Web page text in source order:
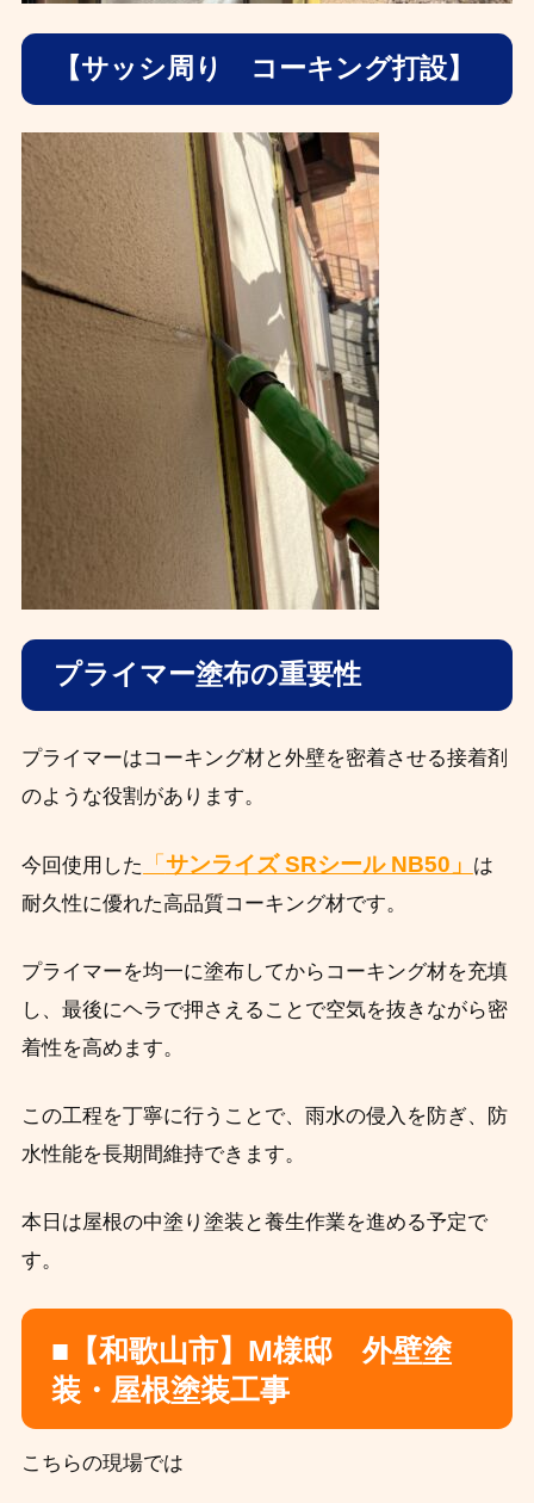
【サッシ周り コーキング打設】
プライマー塗布の重要性
プライマーはコーキング材と外壁を密着させる接着剤
のような役割があります。
今回使用した 「 サンライズ SRシール NB50」 は
耐久性に優れた高品質コーキング材です。
プライマーを均一に塗布してからコーキング材を充填
し、最後にヘラで押さえることで空気を抜きながら密
着性を高めます。
この工程を丁寧に行うことで、雨水の侵入を防ぎ、防
水性能を長期間維持できます。
本日は屋根の中塗り塗装と養生作業を進める予定で
す。
■【和歌山市】M様邸 外壁塗
装・屋根塗装工事
こちらの現場では